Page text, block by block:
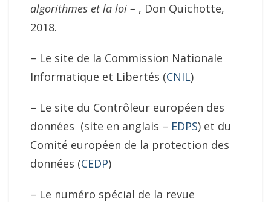
algorithmes et la loi – , Don Quichotte,
2018.
– Le site de la Commission Nationale
Informatique et Libertés (CNIL)
– Le site du Contrôleur européen des
données (site en anglais – EDPS) et du
Comité européen de la protection des
données (CEDP)
– Le numéro spécial de la revue